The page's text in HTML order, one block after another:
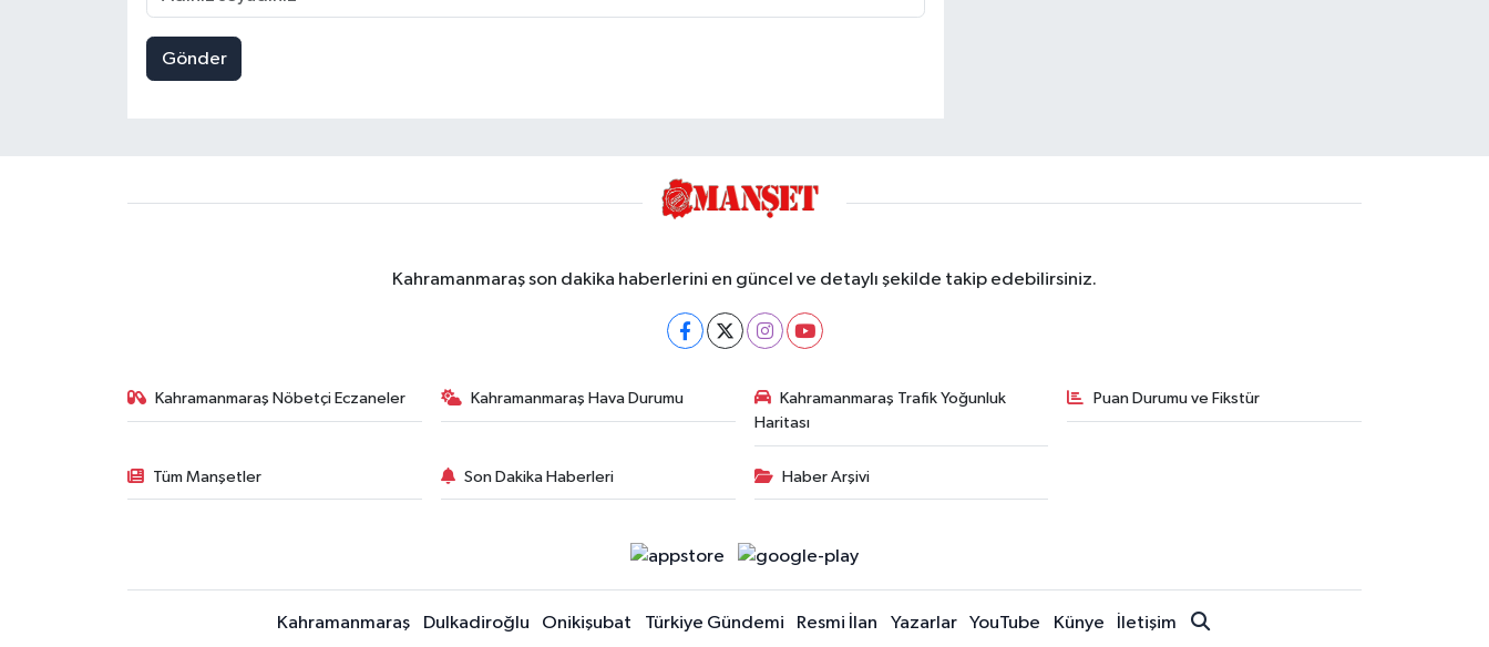
Gönder
Kahramanmaraş son dakika haberlerini en güncel ve detaylı şekilde takip edebilirsiniz.
Kahramanmaraş Nöbetçi Eczaneler Kahramanmaraş Hava Durumu
Kahramanmaraş Trafik Yoğunluk
Haritası
Puan Durumu ve Fikstür
Tüm Manşetler Son Dakika Haberleri Haber Arşivi
Kahramanmaraş Dulkadiroğlu Onikişubat Türkiye Gündemi Resmi İlan Yazarlar YouTube Künye İletişim